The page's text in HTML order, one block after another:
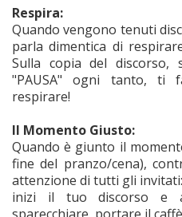
Respira:
Quando vengono tenuti
parla dimentica di
Sulla copia del
"PAUSA" ogni tanto, ti
respirare!
Il Momento Giusto:
Quando è giunto il
fine del pranzo/cena),
attenzione di tutti gli
inizi il tuo discorso e
sparecchiare, portare il